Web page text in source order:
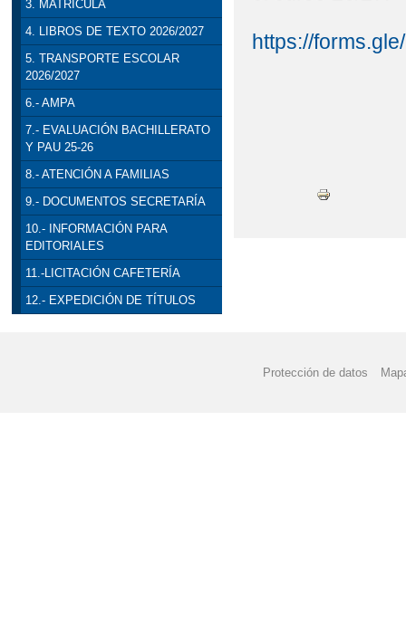
3. MATRÍCULA
4. LIBROS DE TEXTO 2026/2027
5. TRANSPORTE ESCOLAR
2026/2027
6.- AMPA
7.- EVALUACIÓN BACHILLERATO
Y PAU 25-26
8.- ATENCIÓN A FAMILIAS
9.- DOCUMENTOS SECRETARÍA
10.- INFORMACIÓN PARA
EDITORIALES
11.-LICITACIÓN CAFETERÍA
12.- EXPEDICIÓN DE TÍTULOS
https://
Protección de datos